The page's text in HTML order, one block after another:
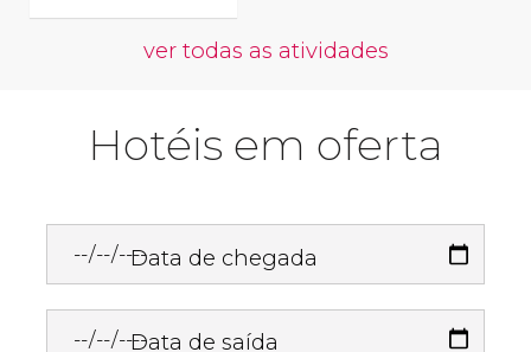
ver todas as atividades
Hotéis em oferta
Data de chegada
Data de saída